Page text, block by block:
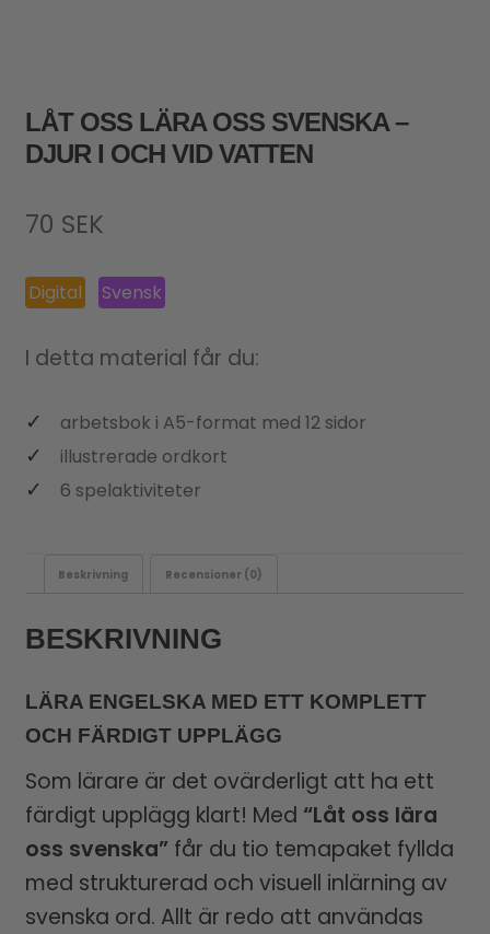
LÅT OSS LÄRA OSS SVENSKA –
DJUR I OCH VID VATTEN
70 SEK
Digital Svensk
I detta material får du:
arbetsbok i A5-format med 12 sidor
illustrerade ordkort
6 spelaktiviteter
Beskrivning Recensioner (0)
BESKRIVNING
LÄRA ENGELSKA MED ETT KOMPLETT
OCH FÄRDIGT UPPLÄGG
Som lärare är det ovärderligt att ha ett
färdigt upplägg klart! Med “Låt oss lära
oss svenska”får du tio temapaket fyllda
med strukturerad och visuell inlärning av
svenska ord. Allt är redo att användas